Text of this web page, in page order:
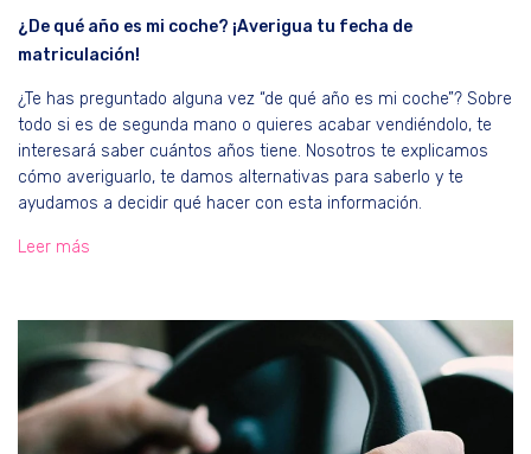
¿De qué año es mi coche? ¡Averigua tu fecha de
matriculación!
¿Te has preguntado alguna vez “de qué año es mi coche”? Sobre
todo si es de segunda mano o quieres acabar vendiéndolo, te
interesará saber cuántos años tiene. Nosotros te explicamos
cómo averiguarlo, te damos alternativas para saberlo y te
ayudamos a decidir qué hacer con esta información.
Leer más